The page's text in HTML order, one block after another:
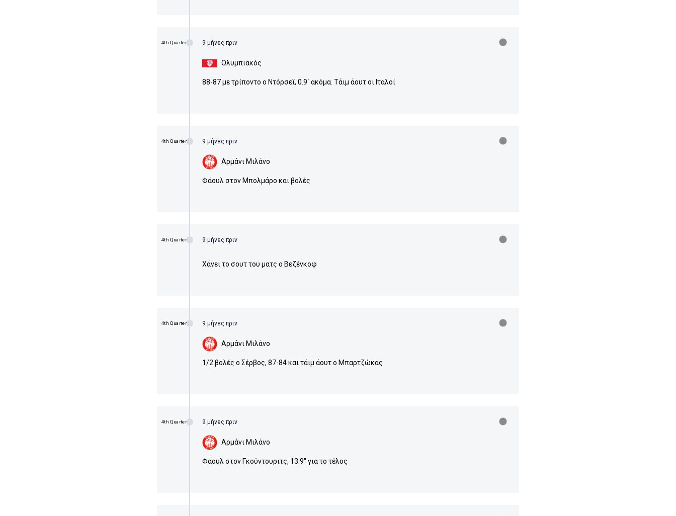
4th Quarter 9 μήνες πριν
Ολυμπιακός
88-87 με τρίποντο ο Ντόρσεϊ, 0.9΄ ακόμα. Τάιμ άουτ οι Ιταλοί
4th Quarter 9 μήνες πριν
Αρμάνι Μιλάνο
Φάουλ στον Μπολμάρο και βολές
4th Quarter 9 μήνες πριν
Χάνει το σουτ του ματς ο Βεζένκοφ
4th Quarter 9 μήνες πριν
Αρμάνι Μιλάνο
1/2 βολές ο Σέρβος, 87-84 και τάιμ άουτ ο Μπαρτζώκας
4th Quarter 9 μήνες πριν
Αρμάνι Μιλάνο
Φάουλ στον Γκούντουριτς, 13.9'' για το τέλος